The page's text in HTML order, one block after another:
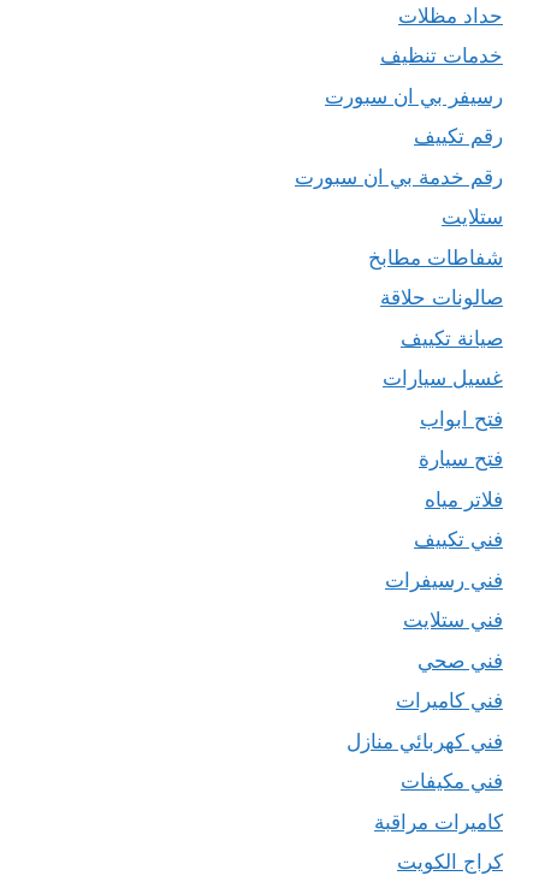
حداد مظلات
خدمات تنظيف
رسيفر بي ان سبورت
رقم تكييف
رقم خدمة بي ان سبورت
ستلايت
شفاطات مطابخ
صالونات حلاقة
صيانة تكييف
غسيل سيارات
فتح ابواب
فتح سيارة
فلاتر مياه
فني تكييف
فني رسيفرات
فني ستلايت
فني صحي
فني كاميرات
فني كهربائي منازل
فني مكيفات
كاميرات مراقبة
كراج الكويت